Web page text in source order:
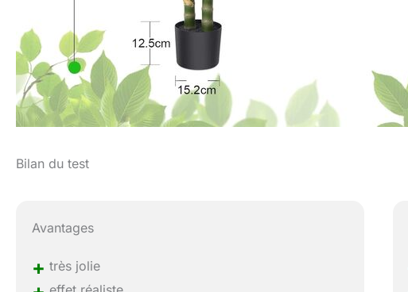
Bilan du test
Avantages
+ très jolie